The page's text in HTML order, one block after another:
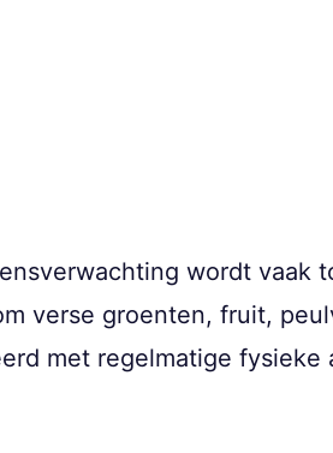
wordt vaak
verse groenten, fruit,
met regelmatige